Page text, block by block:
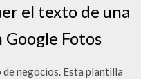
el texto de una
Fotos
negocios. Esta plantilla